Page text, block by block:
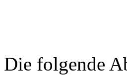
Die folgende